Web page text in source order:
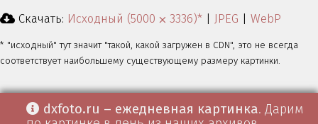
Скачать: Исходный (5000 ⨉ 3336)* | JPEG | WebP
* "исходный" тут значит "такой, какой загружен в CDN", это не всегда
соответствует наибольшему существующему размеру картинки.
dxfoto.ru – ежедневная картинка. Дарим